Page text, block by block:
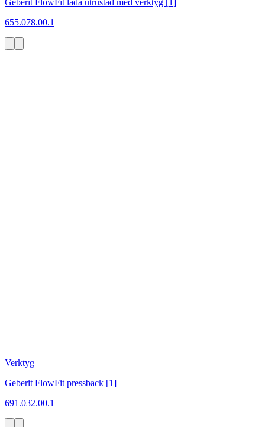
655.078.00.1
Verktyg
Geberit FlowFit pressback [1]
691.032.00.1